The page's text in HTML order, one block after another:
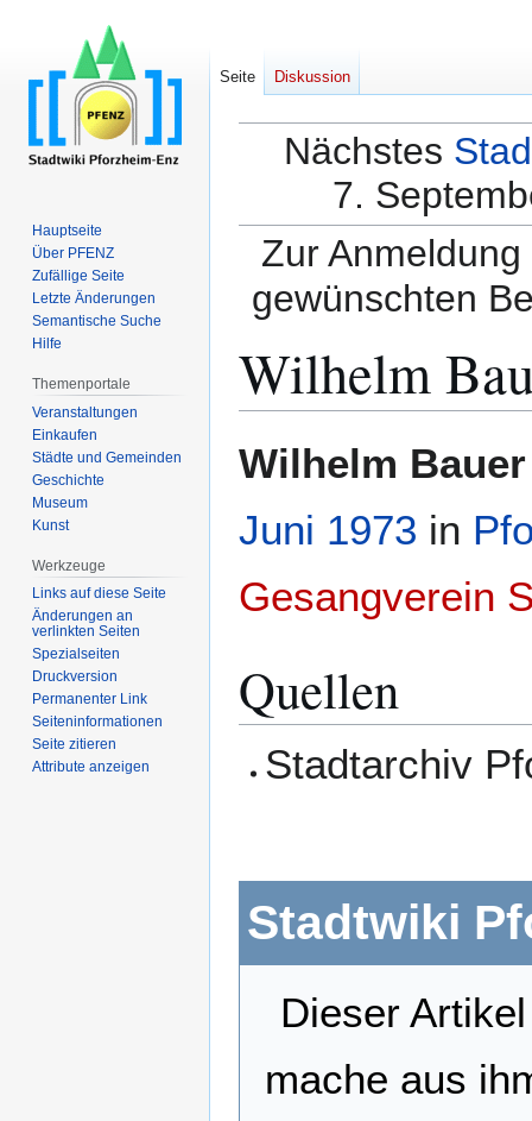
Nächstes
7.
Zur
gewünschten
Wilhelm
Navigation
Suche
Wilhelm Bauer
Juni 1973 in
Gesangverein
Quellen
Stadtarchiv
Stadtwiki
Dieser
mache aus
Seite Diskussion
Hauptseite
Über PFENZ
Zufällige Seite
Letzte Änderungen
Semantische Suche
Hilfe
Themenportale
Veranstaltungen
Einkaufen
Städte und Gemeinden
Geschichte
Museum
Kunst
Werkzeuge
Links auf diese Seite
Änderungen an
verlinkten Seiten
Spezialseiten
Druckversion
Permanenter Link
Seiten­­informationen
Seite zitieren
Attribute anzeigen